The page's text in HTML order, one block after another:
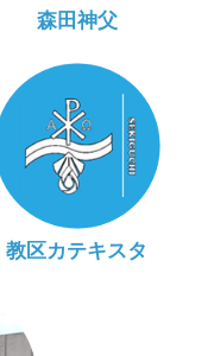
森田神父
教区カテキスタ